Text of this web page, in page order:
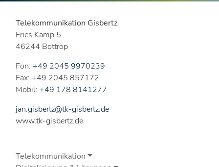
Telekommunikation Gisbertz
Fries Kamp 5
46244 Bottrop
Fon: +49 2045 9970239
Fax: +49 2045 857172
Mobil: +49 178 8141277
jan.gisbertz@tk-gisbertz.de
www.tk-gisbertz.de
Telekommunikation